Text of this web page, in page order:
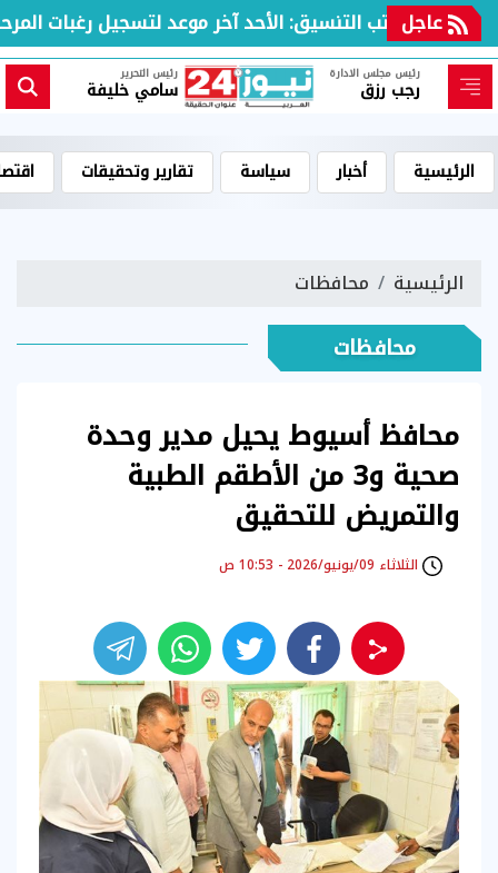
عاجل
مكتب التنسيق: الأحد آخر موعد لتسجيل رغبات
رئيس مجلس الادارة
رجب رزق
رئيس التحرير
سامي خليفة
الرئيسية أخبار سياسة تقارير وتحقيقات
الرئيسية محافظات
محافظات
محافظ أسيوط يحيل مدير وحدة
صحية و3 من الأطقم الطبية
والتمريض للتحقيق
الثلاثاء 09/يونيو/2026 - 10:53 ص